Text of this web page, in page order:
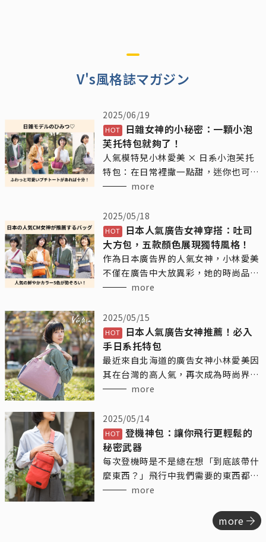
V's風格誌マガジン
2025/06/19
日雜女神的小秘密：一顆小泡
芙托特包就夠了！
人氣模特兒小林愛美 × 日系小泡芙托
特包：在日常裡撒一點甜，迷你也可以
很有態度more
2025/05/18
日本人氣廣告女神穿搭：吐司
大方包，五款顏色展現獨特風格！
作為日本廣告界的人氣女神，小林愛美
不僅在廣告中大放異彩，她的時尚品味
也引領了不少女性的潮流。近日，她背
方包，這款包包不僅簡約大方，還兼具
實用性，是她日常生活中的得力助手。
more
2025/05/15
日本人氣廣告女神推薦！必入
手日系托特包
最近來自北海道的廣告女神小林愛美因
其在台灣的高人氣，再次成為時尚界的
焦點。這位以廣告演員身份活躍的女
帶來了不少精彩的時尚演繹。
more
2025/05/14
登機神包：讓你飛行更輕鬆的
秘密武器
每次登機時是不是總在想「到底該帶什
麼東西？」飛行中我們需要的東西都挺
多的，水瓶、手機、耳機、零食、護膚
今天來跟你們聊聊「登機隨身包」這個
神奇的小夥伴，讓你的飛行不再糾結，
more
more